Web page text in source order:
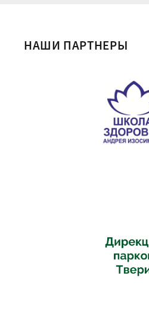
НАШИ ПАРТНЕРЫ